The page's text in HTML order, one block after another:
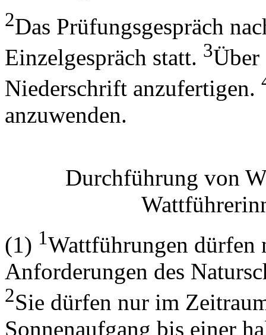
2Das Prüfungsgespräch
Einzelgespräch statt. 3Über
Niederschrift anzufertigen.
anzuwenden.
Durchführung von
(1) 1Wattführungen
Anforderungen des
2Sie dürfen nur im
Sonnenaufgang bis einer